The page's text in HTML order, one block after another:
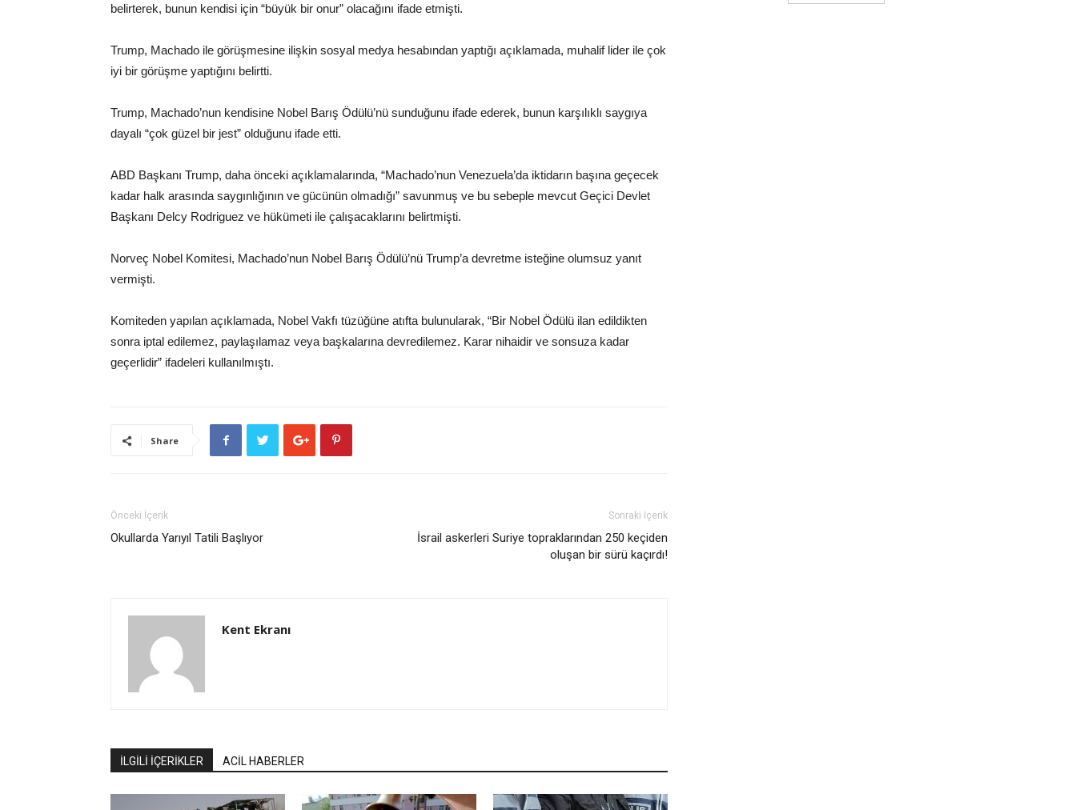
belirterek, bunun kendisi için “büyük bir onur” olacağını ifade etmişti.
Trump, Machado ile görüşmesine ilişkin sosyal medya hesabından yaptığı açıklamada, muhalif lider ile çok
iyi bir görüşme yaptığını belirtti.
Trump, Machado’nun kendisine Nobel Barış Ödülü’nü sunduğunu ifade ederek, bunun karşılıklı saygıya
dayalı “çok güzel bir jest” olduğunu ifade etti.
ABD Başkanı Trump, daha önceki açıklamalarında, “Machado’nun Venezuela’da iktidarın başına geçecek
kadar halk arasında saygınlığının ve gücünün olmadığı” savunmuş ve bu sebeple mevcut Geçici Devlet
Başkanı Delcy Rodriguez ve hükümeti ile çalışacaklarını belirtmişti.
Norveç Nobel Komitesi, Machado’nun Nobel Barış Ödülü’nü Trump’a devretme isteğine olumsuz yanıt
vermişti.
Komiteden yapılan açıklamada, Nobel Vakfı tüzüğüne atıfta bulunularak, “Bir Nobel Ödülü ilan edildikten
sonra iptal edilemez, paylaşılamaz veya başkalarına devredilemez. Karar nihaidir ve sonsuza kadar
geçerlidir” ifadeleri kullanılmıştı.
Share
Önceki İçerik
Okullarda Yarıyıl Tatili Başlıyor
Sonraki İçerik
İsrail askerleri Suriye topraklarından 250 keçiden
oluşan bir sürü kaçırdı!
Kent Ekranı
İLGİLİ İÇERİKLER ACİL HABERLER